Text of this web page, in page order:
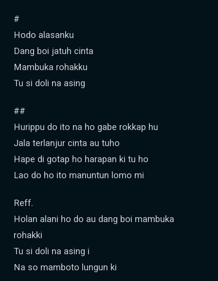
#
Hodo alasanku
Dang boi jatuh cinta
Mambuka rohakku
Tu si doli na asing
##
Hurippu do ito na ho gabe rokkap hu
Jala terlanjur cinta au tuho
Hape di gotap ho harapan ki tu ho
Lao do ho ito manuntun lomo mi
Reff.
Holan alani ho do au dang boi mambuka
rohakki
Tu si doli na asing i
Na so mamboto lungun ki